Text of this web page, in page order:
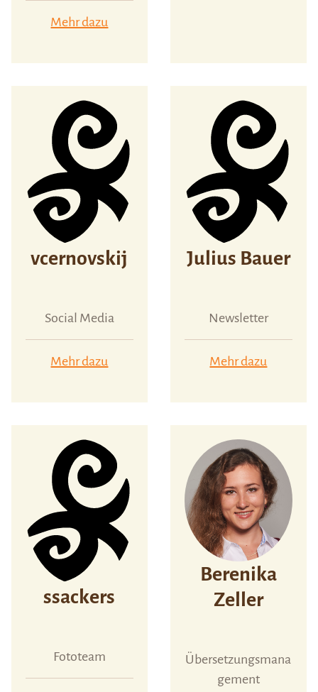
Mehr dazu
vcernovskij
Social Media
Mehr dazu
Julius Bauer
Newsletter
Mehr dazu
ssackers
Fototeam
Berenika
Zeller
Übersetzungsmana
gement